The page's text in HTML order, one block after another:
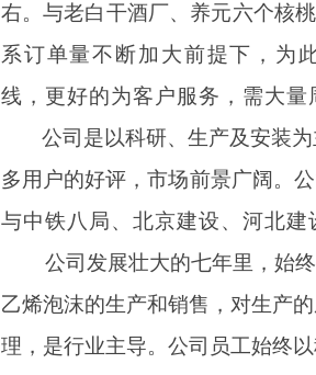
右。与老白干酒厂、养元六个核
系订单量不断加大前提下，为
线，更好的为客户服务，需大量
公司是以科研、生产及安装为
多用户的好评，市场前景广阔。
与中铁八局、北京建设、河北建
公司发展壮大的七年里，始
乙烯泡沫的生产和销售，对生产
理，是行业主导。公司员工始终